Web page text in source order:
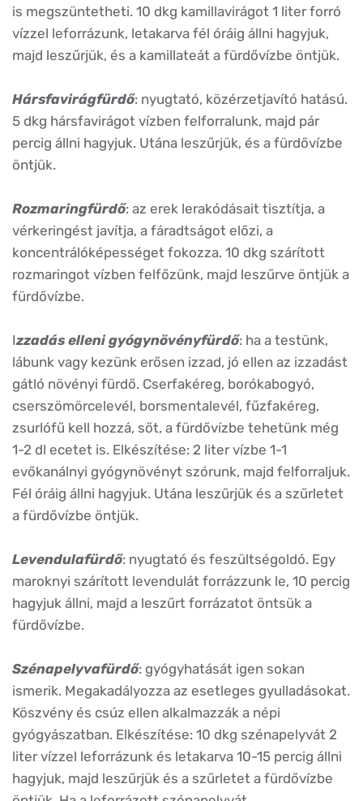
is megszüntetheti. 10 dkg kamillavirágot 1 liter forró
vízzel leforrázunk, letakarva fél óráig állni hagyjuk,
majd leszűrjük, és a kamillateát a fürdővízbe öntjük.
Hársfavirágfürdő: nyugtató, közérzetjavító hatású.
5 dkg hársfavirágot vízben felforralunk, majd pár
percig állni hagyjuk. Utána leszűrjük, és a fürdővízbe
öntjük.
Rozmaringfürdő: az erek lerakódásait tisztítja, a
vérkeringést javítja, a fáradtságot előzi, a
koncentrálóképességet fokozza. 10 dkg szárított
rozmaringot vízben felfőzünk, majd leszűrve öntjük a
fürdővízbe.
Izzadás elleni gyógynövényfürdő: ha a testünk,
lábunk vagy kezünk erősen izzad, jó ellen az izzadást
gátló növényi fürdő. Cserfakéreg, borókabogyó,
cserszömörcelevél, borsmentalevél, fűzfakéreg,
zsurlófű kell hozzá, sőt, a fürdővízbe tehetünk még
1-2 dl ecetet is. Elkészítése: 2 liter vízbe 1-1
evőkanálnyi gyógynövényt szórunk, majd felforraljuk.
Fél óráig állni hagyjuk. Utána leszűrjük és a szűrletet
a fürdővízbe öntjük.
Levendulafürdő: nyugtató és feszültségoldó. Egy
maroknyi szárított levendulát forrázzunk le, 10 percig
hagyjuk állni, majd a leszűrt forrázatot öntsük a
fürdővízbe.
Szénapelyvafürdő: gyógyhatását igen sokan
ismerik. Megakadályozza az esetleges gyulladásokat.
Köszvény és csúz ellen alkalmazzák a népi
gyógyászatban. Elkészítése: 10 dkg szénapelyvát 2
liter vízzel leforrázunk és letakarva 10-15 percig állni
hagyjuk, majd leszűrjük és a szűrletet a fürdővízbe